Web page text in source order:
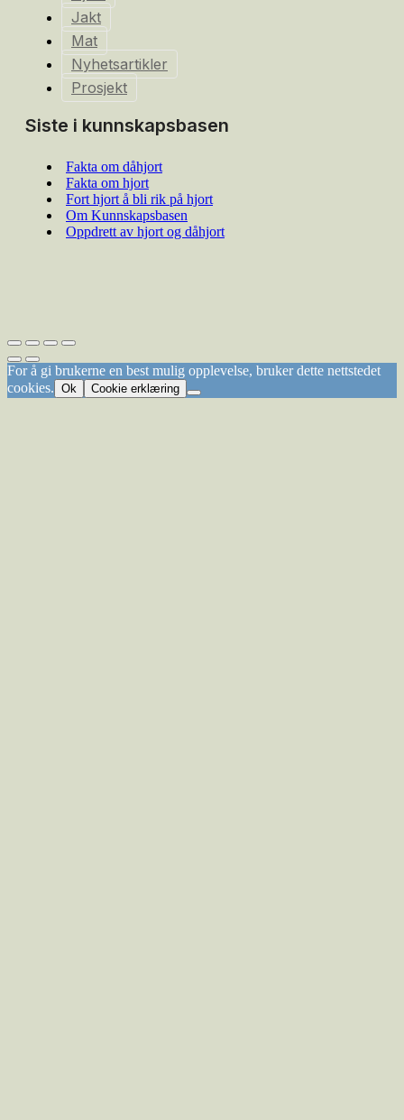
Jakt
Mat
Nyhetsartikler
Prosjekt
Siste i kunnskapsbasen
Fakta om dåhjort
Fakta om hjort
Fort hjort å bli rik på hjort
Om Kunnskapsbasen
Oppdrett av hjort og dåhjort
For å gi brukerne en best mulig opplevelse, bruker dette nettstedet
cookies. Ok Cookie erklæring